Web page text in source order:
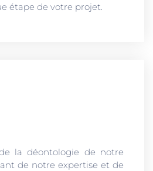
étape de votre projet.
la déontologie de notre
de notre expertise et de